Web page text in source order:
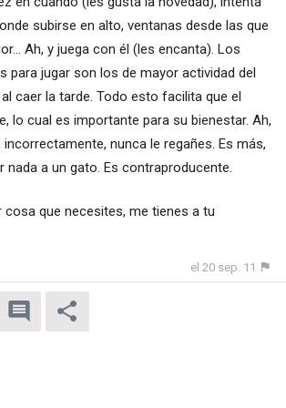
subirse en alto, ventanas desde las que
Ah, y juega con él (les encanta). Los
para jugar son los de mayor actividad del
caer la tarde. Todo esto facilita que el
lo cual es importante para su bienestar. Ah,
nunca le regañes. Es más,
nada a un gato. Es contraproducente.
cosa que necesites, me tienes a tu
el 20 sep. 11